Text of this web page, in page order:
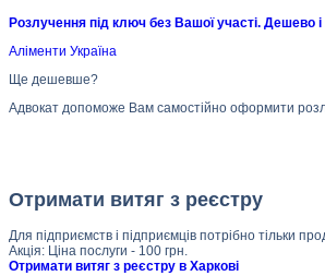
Розлучення під ключ без Вашої участі. Дешево
Аліменти Україна
Ще дешевше?
Адвокат допоможе Вам самостійно оформити
Отримати витяг з реєстру
Для підприємств і підприємців потрібно тільки
Акція: Ціна послуги - 100 грн.
Отримати витяг з реєстру в Харкові